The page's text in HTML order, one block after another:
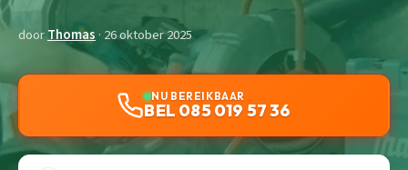
doorThomas· 26 oktober 2025
NU BEREIKBAAR
BEL 085 019 57 36